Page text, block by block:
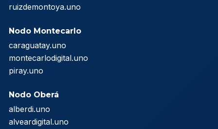
ruizdemontoya.uno
Nodo Montecarlo
caraguatay.uno
montecarlodigital.uno
piray.uno
Nodo Oberá
alberdi.uno
alveardigital.uno